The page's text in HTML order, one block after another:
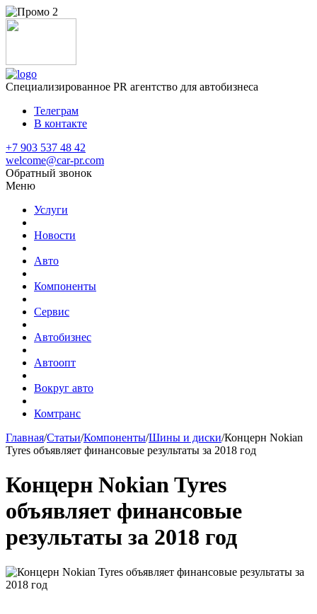
Специализированное PR агентство для автобизнеса
Телеграм
В контакте
+7 903 537 48 42
welcome@car-pr.com
Обратный звонок
Меню
Услуги
Новости
Авто
Компоненты
Сервис
Автобизнес
Автоопт
Вокруг авто
Комтранс
Главная/Статьи/Компоненты/Шины и диски/Концерн Nokian
Tyres объявляет финансовые результаты за 2018 год
Концерн Nokian Tyres
объявляет финансовые
результаты за 2018 год